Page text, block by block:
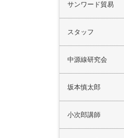
サンワード貿易
スタッフ
中源線研究会
坂本慎太郎
小次郎講師